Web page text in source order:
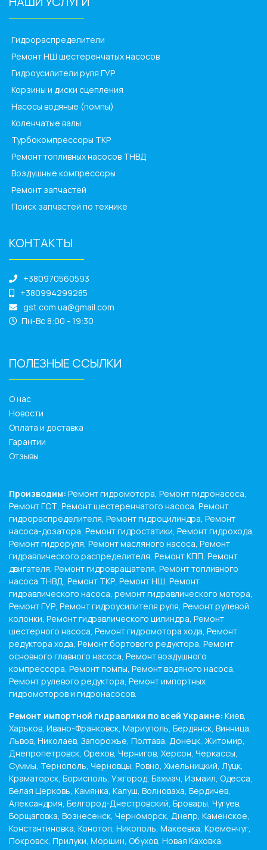
Гидрораспределители
Ремонт НШ шестеренчатых насосов
Гидроусилители руля ГУР
Корзины и диски сцепления
Насосы водяные (помпы)
Коленчатые валы
Турбокомпрессоры ТКР
Ремонт топливных насосов ТНВД
Воздушные компрессоры
Ремонт запчастей
Поиск запчастей по технике
КОНТАКТЫ
+380970560593
+380994299285
gst.com.ua@gmail.com
Пн-Вс 8:00 - 19:30
ПОЛЕЗНЫЕ ССЫЛКИ
О нас
Новости
Оплата и доставка
Гарантии
Отзывы
Производим: Ремонт гидромотора, Ремонт гидронасоса,
Ремонт ГСТ, Ремонт шестеренчатого насоса, Ремонт
гидрораспределителя, Ремонт гидроцилиндра, Ремонт
насоса-дозатора, Ремонт гидростатики, Ремонт гидрохода,
Ремонт гидроруля, Ремонт масляного насоса, Ремонт
гидравлического распределителя, Ремонт КПП, Ремонт
двигателя, Ремонт гидровращателя, Ремонт топливного
насоса ТНВД, Ремонт ТКР, Ремонт НШ, Ремонт
гидравлического насоса, ремонт гидравлического мотора,
Ремонт ГУР, Ремонт гидроусилителя руля, Ремонт рулевой
колонки, Ремонт гидравлического цилиндра, Ремонт
шестерного насоса, Ремонт гидромотора хода, Ремонт
редуктора хода, Ремонт бортового редуктора, Ремонт
основного главного насоса, Ремонт воздушного
компрессора, Ремонт помпы, Ремонт водяного насоса,
Ремонт рулевого редуктора, Ремонт импортных
гидромоторов и гидронасосов.
Ремонт импортной гидравлики по всей Украине: Киев,
Харьков, Ивано-Франковск, Мариуполь, Бердянск, Винница,
Львов, Николаев, Запорожье, Полтава, Донецк, Житомир,
Днепропетровск, Орехов, Чернигов, Херсон, Черкассы,
Суммы, Тернополь, Черновцы, Ровно, Хмельницкий, Луцк,
Краматорск, Борисполь, Ужгород, Бахмач, Измаил, Одесса,
Белая Церковь, Камянка, Калуш, Волноваха, Бердичев,
Александрия, Белгород-Днестровский, Бровары, Чугуев,
Борщаговка, Вознесенск, Черноморск, Днепр, Каменское,
Константиновка, Конотоп, Никополь, Макеевка, Кременчуг,
Покровск, Прилуки, Моршин, Обухов, Новая Каховка,